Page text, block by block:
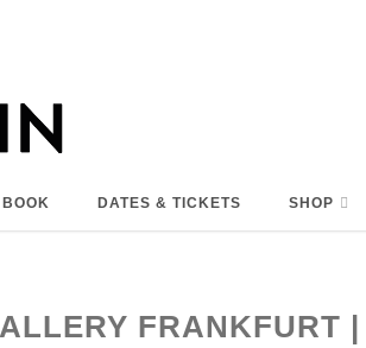
BOOK DATES & TICKETS SHOP
FRANKFURT |